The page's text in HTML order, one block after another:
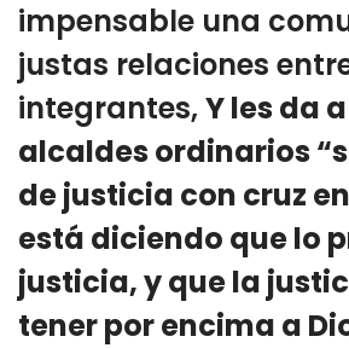
impensable una
justas relaciones
integrantes,Y les da
alcaldes ordinarios
de justicia con cruz
está diciendo que lo
justicia, y que la
tener por encima a